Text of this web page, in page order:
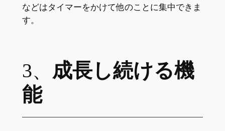
などはタイマーをかけて他のことに集中できま
す。
3、 成長し続ける機
能